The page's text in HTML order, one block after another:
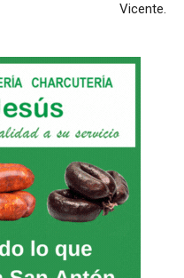
Vicente.